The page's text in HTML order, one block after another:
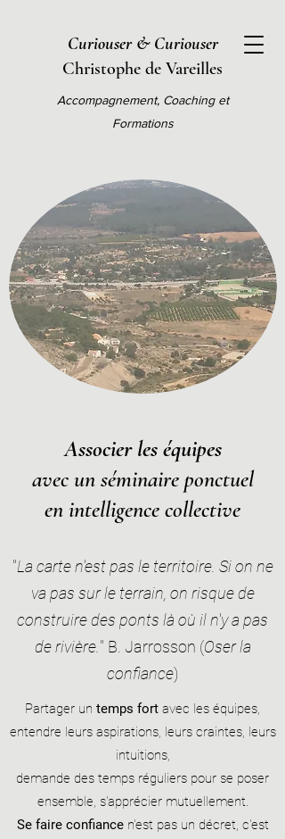
Curiouser & Curiouser
Christophe de Vareilles
Accompagnement, Coaching et
Formations
Associer les équipes
avec un séminaire ponctuel
en intelligence collective
"La carte n'est pas le territoire. Si on ne
va pas sur le terrain, on risque de
construire des ponts là où il n'y a pas
de rivière. " B. Jarrosson (Oser la
confiance)
Partager un temps fort avec les équipes,
entendre leurs aspirations, leurs craintes, leurs
intuitions,
demande des temps réguliers pour se poser
ensemble, s'apprécier mutuellement.
Se faire confiancen'est pas un décret, c'est